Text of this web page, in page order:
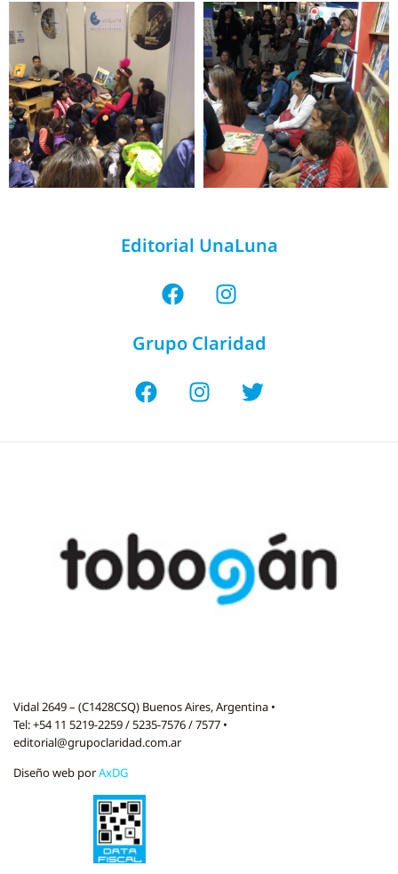
Editorial UnaLuna
Grupo Claridad
Vidal 2649 – (C1428CSQ) Buenos Aires, Argentina •
Tel: +54 11 5219-2259 / 5235-7576 / 7577 •
editorial@grupoclaridad.com.ar
Diseño web porAxDG